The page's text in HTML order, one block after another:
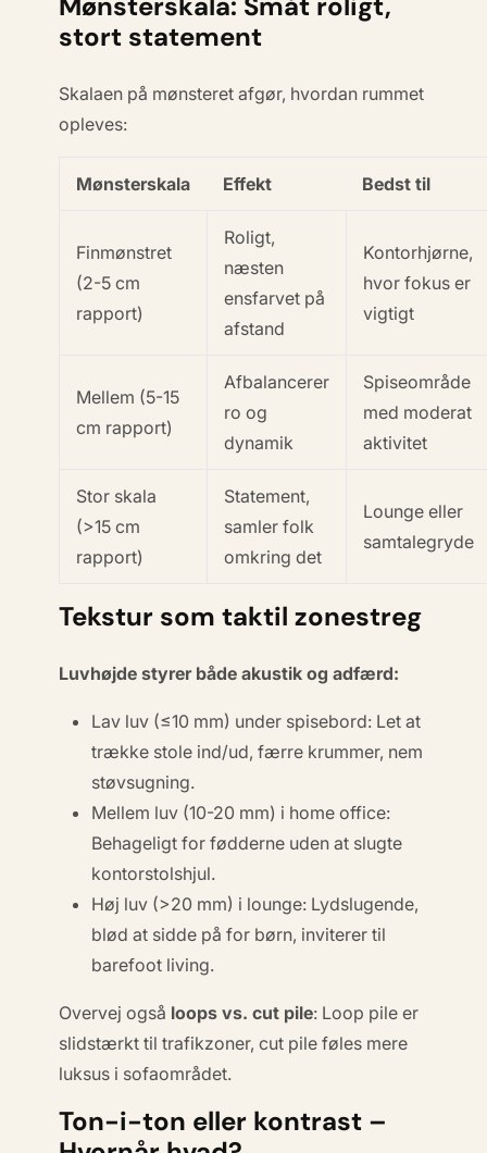
stort statement
Skalaen på mønsteret afgør, hvordan rummet
opleves:
Mønsterskala Effekt Bedst til
Finmønstret
(2-5 cm
rapport)
Roligt,
næsten
ensfarvet på
afstand
Kontorhjørne,
hvor fokus er
vigtigt
Mellem (5-15
cm rapport)
Afbalancerer
ro og
dynamik
Spiseområde
med moderat
aktivitet
Stor skala
(>15 cm
rapport)
Statement,
samler folk
omkring det
Lounge eller
samtalegryde
Tekstur som taktil zonestreg
Luvhøjde styrer både akustik og adfærd:
Lav luv (≤10 mm) under spisebord: Let at
trække stole ind/ud, færre krummer, nem
støvsugning.
Mellem luv (10-20 mm) i home office:
Behageligt for fødderne uden at slugte
kontorstolshjul.
Høj luv (>20 mm) i lounge: Lydslugende,
blød at sidde på for børn, inviterer til
barefoot living.
Overvej også loops vs. cut pile: Loop pile er
slidstærkt til trafikzoner, cut pile føles mere
luksus i sofaområdet.
Ton-i-ton eller kontrast –